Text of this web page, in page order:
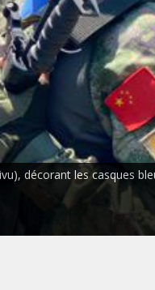
décorant les casques